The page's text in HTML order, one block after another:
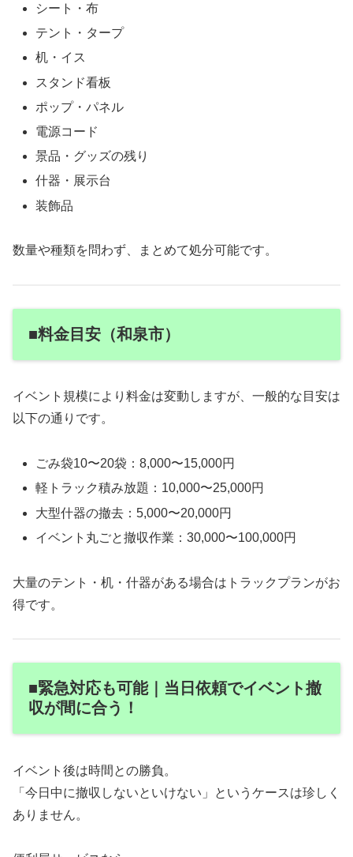
シート・布
テント・タープ
机・イス
スタンド看板
ポップ・パネル
電源コード
景品・グッズの残り
什器・展示台
装飾品
数量や種類を問わず、まとめて処分可能です。
■料金目安（和泉市）
イベント規模により料金は変動しますが、一般的な目安は
以下の通りです。
ごみ袋10〜20袋：8,000〜15,000円
軽トラック積み放題：10,000〜25,000円
大型什器の撤去：5,000〜20,000円
イベント丸ごと撤収作業：30,000〜100,000円
大量のテント・机・什器がある場合はトラックプランがお
得です。
■緊急対応も可能｜当日依頼でイベント撤
収が間に合う！
イベント後は時間との勝負。
「今日中に撤収しないといけない」というケースは珍しく
ありません。